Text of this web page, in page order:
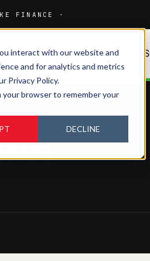
interact with our website and
and for analytics and metrics
Privacy Policy.
browser to remember your
DECLINE
HOMEMEDIAMAGAZINEEVENTS
un